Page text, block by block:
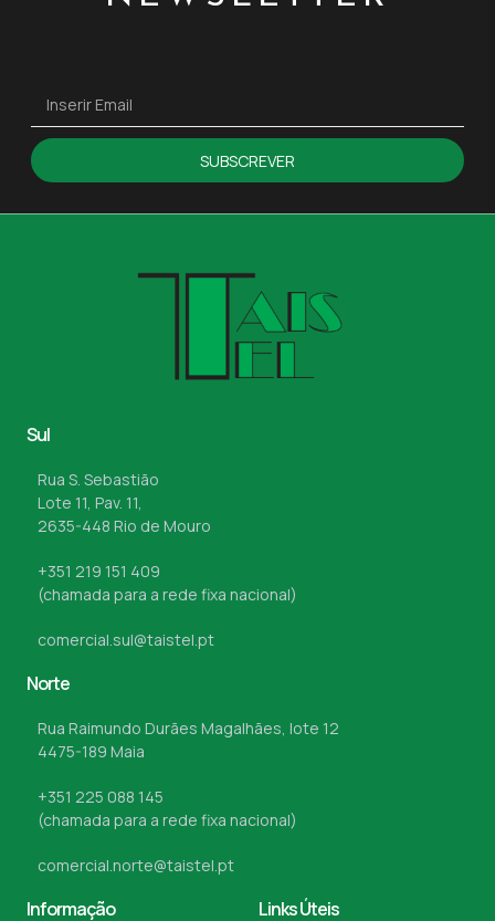
SUBSCREVER
Sul
Rua S. Sebastião
Lote 11, Pav. 11,
2635-448 Rio de Mouro
+351 219 151 409
(chamada para a rede fixa nacional)
comercial.sul@taistel.pt
Norte
Rua Raimundo Durães Magalhães, lote 12
4475-189 Maia
+351 225 088 145
(chamada para a rede fixa nacional)
comercial.norte@taistel.pt
Informação Links Úteis